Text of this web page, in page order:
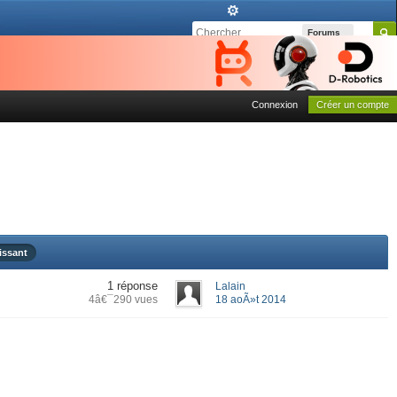
Forums
Connexion Créer un compte
1 réponse
4â€¯290 vues
Lalain
18 aoÃ»t 2014